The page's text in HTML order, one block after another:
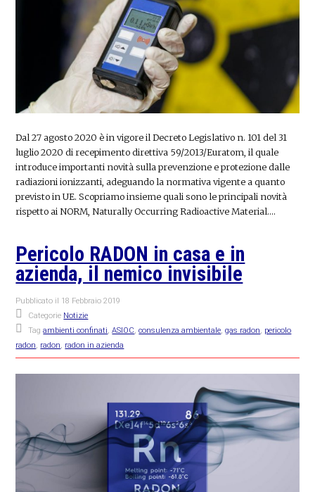
Dal 27 agosto 2020 è in vigore il Decreto Legislativo n. 101 del 31
luglio 2020 di recepimento direttiva 59/2013/Euratom, il quale
introduce importanti novità sulla prevenzione e protezione dalle
radiazioni ionizzanti, adeguando la normativa vigente a quanto
previsto in UE. Scopriamo insieme quali sono le principali novità
rispetto ai NORM, Naturally Occurring Radioactive Material.…
Pericolo RADON in casa e in
azienda, il nemico invisibile
Pubblicato il 18 Febbraio 2019
Categorie Notizie
Tagambienti confinati,ASIOC,consulenza ambientale,gas radon, pericolo
radon, radon, radon in azienda